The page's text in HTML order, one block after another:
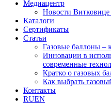
Медиацентр
Новости Витковице
Каталоги
Сертификаты
Статьи
Газовые баллоны –
Инновации в
современные
Кратко о газовых
Как выбрать
Контакты
RUEN